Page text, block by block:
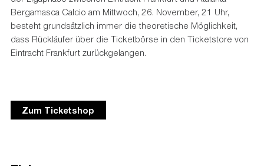
Bergamasca Calcio am Mittwoch, 26. November, 21 Uhr,
besteht grundsätzlich immer die theoretische Möglichkeit,
dass Rückläufer über die Ticketbörse in den Ticketstore von
Eintracht Frankfurt zurückgelangen.
Zum Ticketshop